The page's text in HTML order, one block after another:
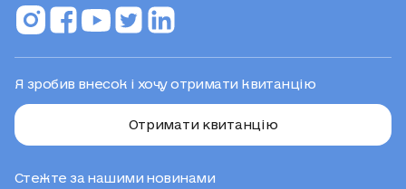
Я зробив внесок і хочу отримати квитанцію
Отримати квитанцію
Стежте за нашими новинами